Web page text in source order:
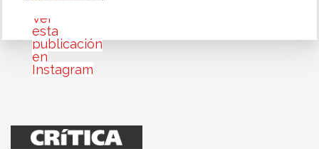
Ver
esta
publicación
en
Instagram